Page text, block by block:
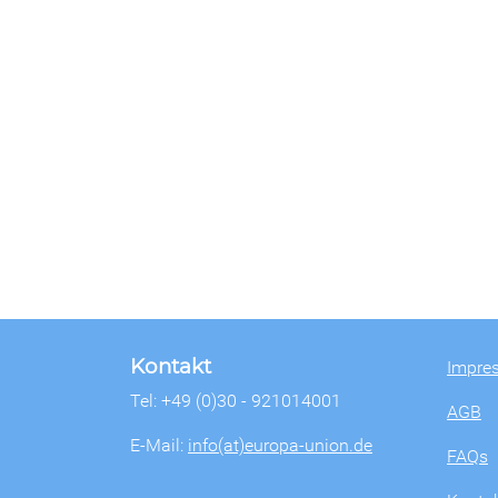
Kontakt
Tel: +49 (0)30 - 921014001
E-Mail: info(at)europa-union.de
AGB
FAQs